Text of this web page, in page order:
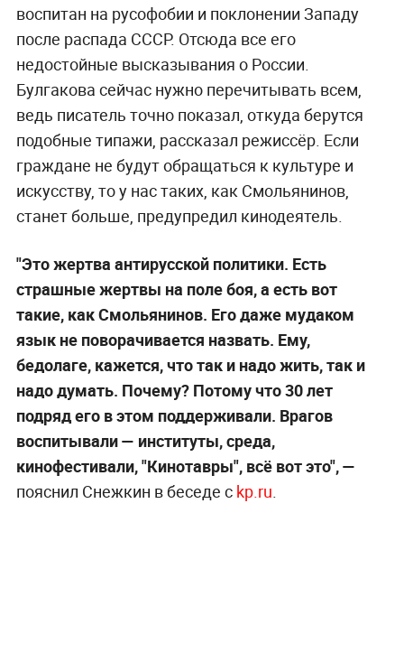
воспитан на русофобии и поклонении Западу
после распада СССР. Отсюда все его
недостойные высказывания о России.
Булгакова сейчас нужно перечитывать всем,
ведь писатель точно показал, откуда берутся
подобные типажи, рассказал режиссёр. Если
граждане не будут обращаться к культуре и
искусству, то у нас таких, как Смольянинов,
станет больше, предупредил кинодеятель.
"Это жертва антирусской политики. Есть
страшные жертвы на поле боя, а есть вот
такие, как Смольянинов. Его даже мудаком
язык не поворачивается назвать. Ему,
бедолаге, кажется, что так и надо жить, так и
надо думать. Почему? Потому что 30 лет
подряд его в этом поддерживали. Врагов
воспитывали — институты, среда,
кинофестивали, "Кинотавры", всё вот это", —
пояснил Снежкин в беседе с kp.ru